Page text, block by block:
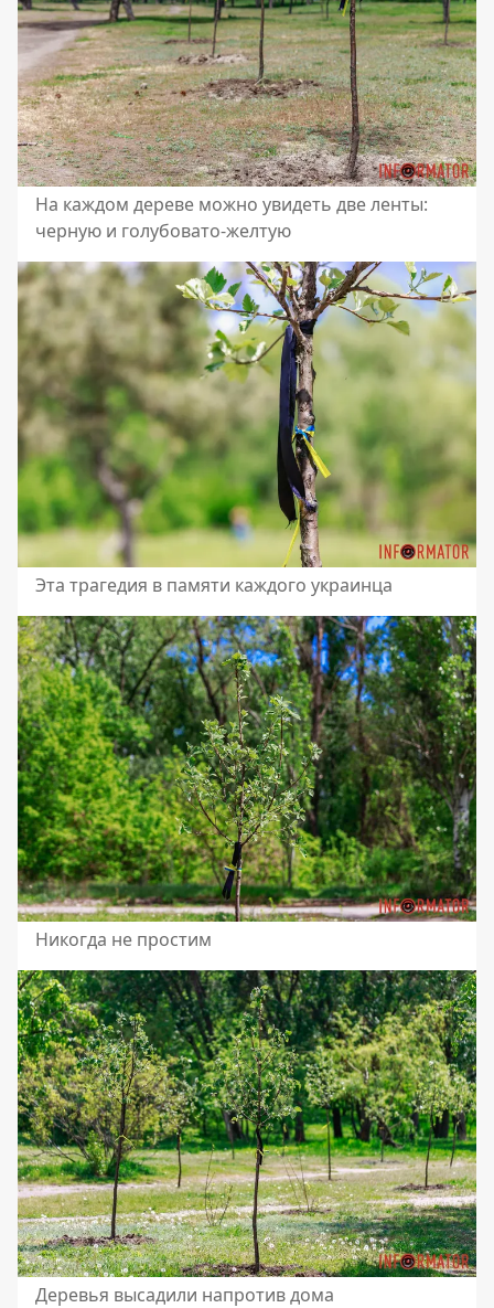
На каждом дереве можно увидеть две ленты:
черную и голубовато-желтую
Эта трагедия в памяти каждого украинца
Никогда не простим
Деревья высадили напротив дома